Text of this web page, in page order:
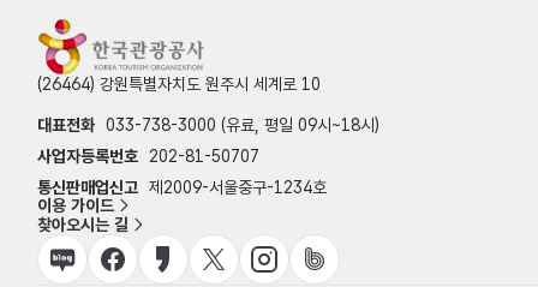
(26464) 강원특별자치도 원주시 세계로 10
대표전화 033-738-3000 (유료, 평일 09시~18시)
사업자등록번호
202-81-50707
통신판매업신고 제2009-서울중구-1234호
이용 가이드
찾아오시는 길